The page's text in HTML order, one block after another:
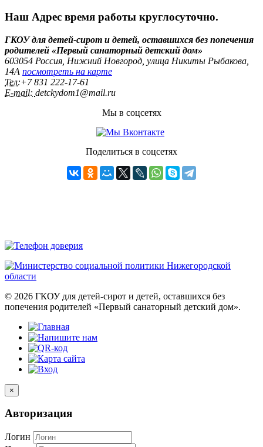
Наш Адрес время работы круглосуточно.
ГКОУ для детей-сирот и детей, оставшихся без попечения
родителей «Первый санаторный детский дом»
603054 Россия, Нижний Новгород, улица Никиты Рыбакова,
14А посмотреть на карте
Тел:+7 831 222‑17-61
E-mail: detckydom1@mail.ru
Мы в соцсетях
Поделиться в соцсетях
© 2026 ГКОУ для детей-сирот и детей, оставшихся без
попечения родителей «Первый санаторный детский дом».
×
Авторизация
Логин